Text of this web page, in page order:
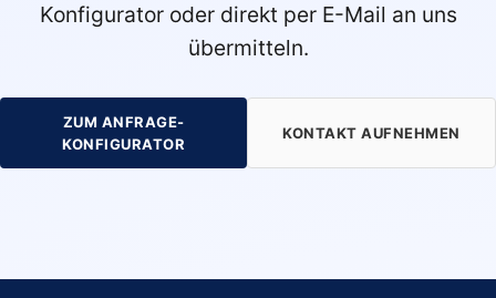
Konfigurator oder direkt per E-Mail an uns
übermitteln.
ZUM ANFRAGE-
KONFIGURATOR
KONTAKT AUFNEHMEN